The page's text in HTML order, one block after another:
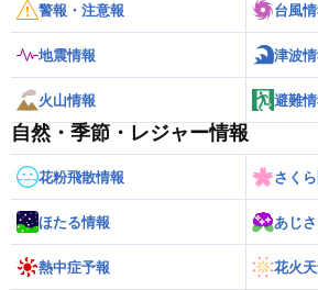
警報・注意報 台風
地震情報 津波
火山情報 避難
自然・季節・レジャー情報
花粉飛散情報 さく
ほたる情報 あじ
熱中症予報 花火